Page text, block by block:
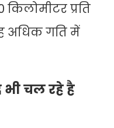
प्रति
अधिक गति में
चल रहे है